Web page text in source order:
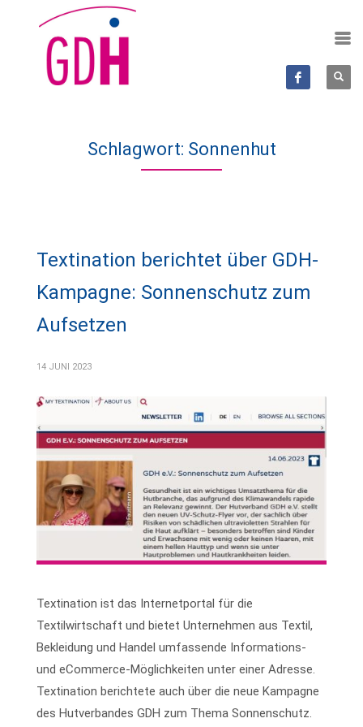
Schlagwort: Sonnenhut
Textination berichtet über GDH-
Kampagne: Sonnenschutz zum
Aufsetzen
14 JUNI 2023
Textination ist das Internetportal für die
Textilwirtschaft und bietet Unternehmen aus Textil,
Bekleidung und Handel umfassende Informations-
und eCommerce-Möglichkeiten unter einer Adresse.
Textination berichtete auch über die neue Kampagne
des Hutverbandes GDH zum Thema Sonnenschutz.